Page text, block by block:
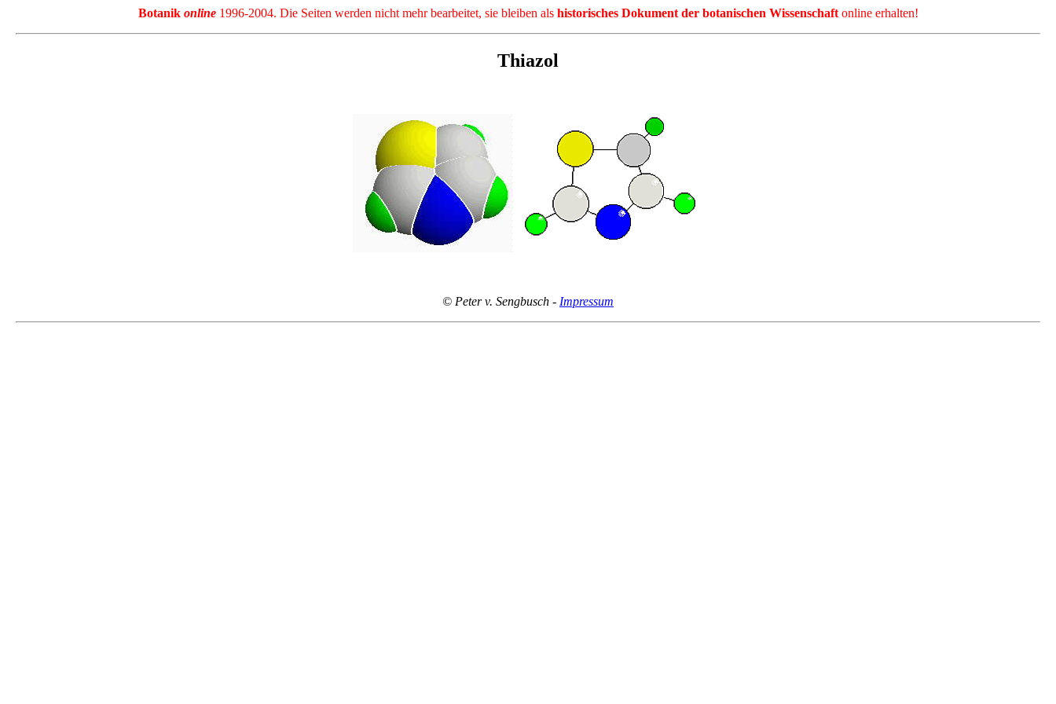
Botanik online1996-2004. Die Seiten werden nicht mehr bearbeitet, sie bleiben als historisches Dokument der botanischen Wissenschaftonline erhalten!
Thiazol
© Peter v. Sengbusch - Impressum